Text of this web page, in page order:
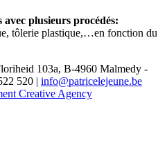
plusieurs procédés:
tôlerie plastique,…en fonction du
103a, B-4960 Malmedy -
520 | info@patricelejeune.be
Creative Agency